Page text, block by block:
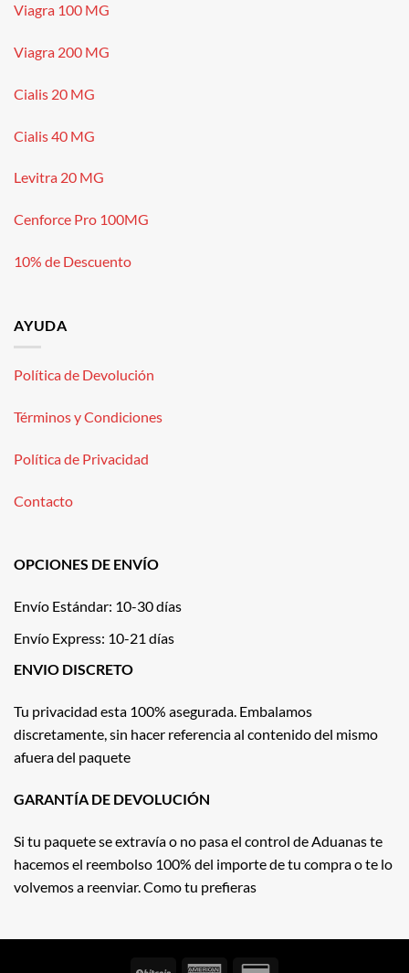
Viagra 100 MG
Viagra 200 MG
Cialis 20 MG
Cialis 40 MG
Levitra 20 MG
Cenforce Pro 100MG
10% de Descuento
AYUDA
Política de Devolución
Términos y Condiciones
Política de Privacidad
Contacto
OPCIONES DE ENVÍO
Envío Estándar: 10-30 días
Envío Express: 10-21 días
ENVIO DISCRETO
Tu privacidad esta 100% asegurada. Embalamos
discretamente, sin hacer referencia al contenido del mismo
afuera del paquete
GARANTÍA DE DEVOLUCIÓN
Si tu paquete se extravía o no pasa el control de Aduanas te
hacemos el reembolso 100% del importe de tu compra o te lo
volvemos a reenviar. Como tu prefieras